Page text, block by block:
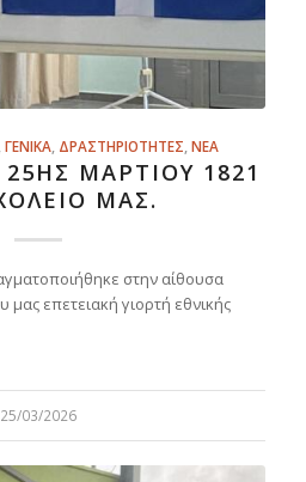
ΓΕΝΙΚΑ, ΔΡΑΣΤΗΡΙΟΤΗΤΕΣ ΝΕΑ
ΜΑΡΤΊΟΥ 1821
ΜΑΣ.
στην αίθουσα
επετειακή γιορτή εθνικής
25/03/2026